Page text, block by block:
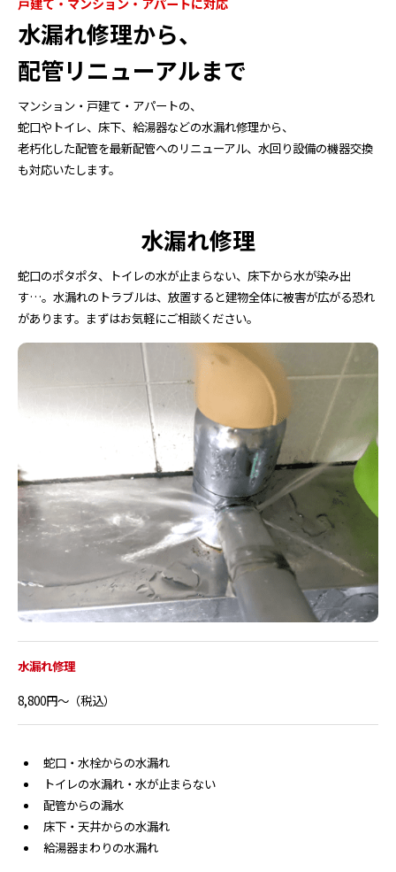
戸建て・マンション・アパートに対応
水漏れ修理から、
配管リニューアルまで
マンション・戸建て・アパートの、
蛇口やトイレ、床下、給湯器などの水漏れ修理から、
老朽化した配管を最新配管へのリニューアル、水回り設備の機器交換
も対応いたします。
水漏れ修理
蛇口のポタポタ、トイレの水が止まらない、床下から水が染み出
す…。水漏れのトラブルは、放置すると建物全体に被害が広がる恐れ
があります。まずはお気軽にご相談ください。
水漏れ修理
8,800円～（税込）
蛇口・水栓からの水漏れ
トイレの水漏れ・水が止まらない
配管からの漏水
床下・天井からの水漏れ
給湯器まわりの水漏れ